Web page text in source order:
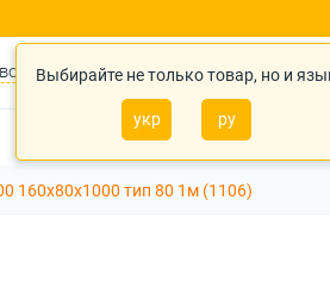
Выбирайте не только товар, но и
укр ру
Войти Укр
0
160х80х1000 тип 80 1м (1106)